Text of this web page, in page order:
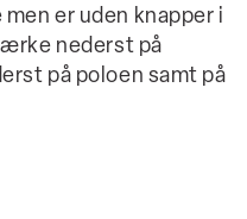
er uden knapper i
nederst på
på poloen samt på